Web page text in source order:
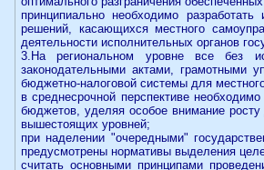
принципиально необходимо
решений, касающихся местного
деятельности исполнительных органов
3.На региональном уровне все без
законодательными актами, грамотными
бюджетно-налоговой системы для
в среднесрочной перспективе
бюджетов, уделяя особое внимание
вышестоящих уровней;
при наделении "очередными"
предусмотрены нормативы выделения
считать основными принципами